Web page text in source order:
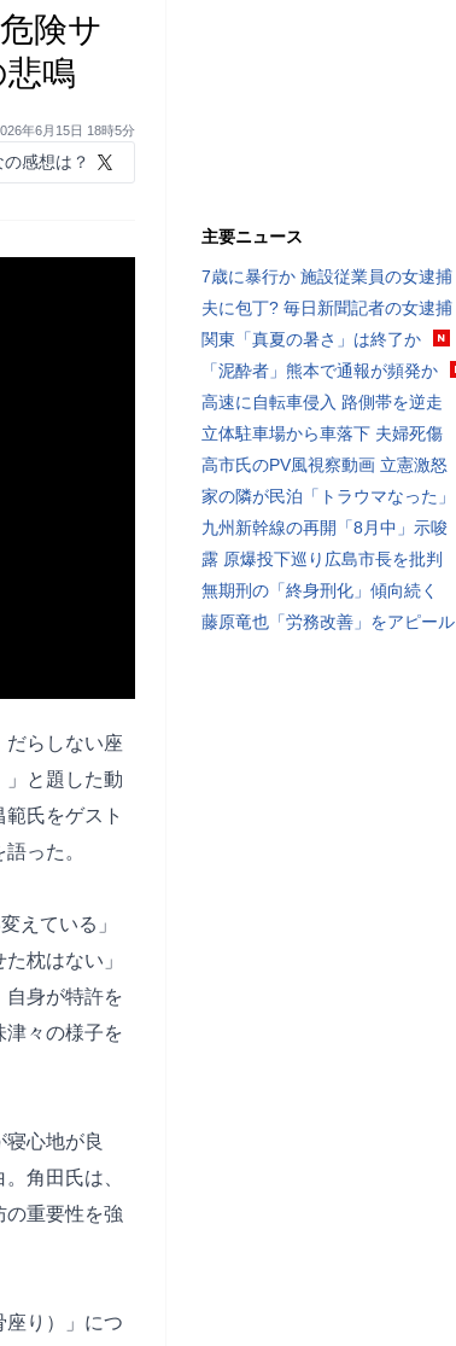
険サ
鳴
年6月15日 18時5分
感想は？
だらしない座
」と題した動
氏をゲスト
った。
えている」
枕はない」
自身が特許を
津々の様子を
心地が良
角田氏は、
の重要性を強
座り）」につ
主要ニュース
7歳に暴行か 施設従業員の女逮捕
夫に包丁? 毎日新聞記者の女逮捕
関東「真夏の暑さ」は終了か
「泥酔者」熊本で通報が頻発か
高速に自転車侵入 路側帯を逆走
立体駐車場から車落下 夫婦死傷
高市氏のPV風視察動画 立憲激怒
家の隣が民泊「トラウマなった」
九州新幹線の再開「8月中」示唆
露 原爆投下巡り広島市長を批判
無期刑の「終身刑化」傾向続く
藤原竜也「労務改善」をアピール